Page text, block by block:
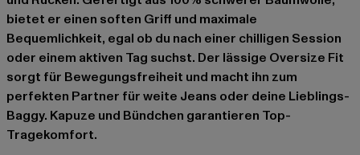
bietet er einen soften Griff und maximale
Bequemlichkeit, egal ob du nach einer chilligen Session
oder einem aktiven Tag suchst. Der lässige Oversize Fit
sorgt für Bewegungsfreiheit und macht ihn zum
perfekten Partner für weite Jeans oder deine Lieblings-
Baggy. Kapuze und Bündchen garantieren Top-
Tragekomfort.